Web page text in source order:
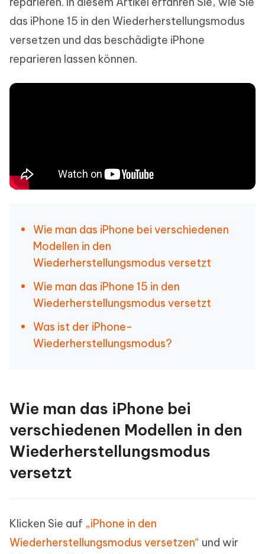
das iPhone 15 in den Wiederherstellungsmodus
versetzen und das beschädigte iPhone
reparieren lassen können.
Wie man das iPhone bei verschiedenen
Modellen in den
Wiederherstellungsmodus versetzt
Wie man das iPhone 15 in den
Wiederherstellungsmodus versetzt
Was ist der iPhone-
Wiederherstellungsmodus?
Wie man das iPhone bei
verschiedenen Modellen in den
Wiederherstellungsmodus
versetzt
Klicken Sie auf „iPhone in den
Wiederherstellungsmodus versetzen“ und wir